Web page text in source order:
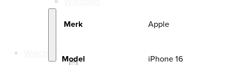
Merk Apple
Model iPhone 16